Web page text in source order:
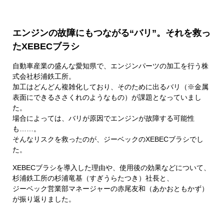
エンジンの故障にもつながる“バリ”。それを救っ
たXEBECブラシ
自動車産業の盛んな愛知県で、エンジンパーツの加工を行う株
式会社杉浦鉄工所。
加工はどんどん複雑化しており、そのために出るバリ（※金属
表面にできるささくれのようなもの）が課題となっていまし
た。
場合によっては、バリが原因でエンジンが故障する可能性
も……。
そんなリスクを救ったのが、ジーベックのXEBECブラシでし
た。
XEBECブラシを導入した理由や、使用後の効果などについて、
杉浦鉄工所の杉浦竜基（すぎうらたつき）社長と、
ジーベック営業部マネージャーの赤尾友和（あかおともかず）
が振り返りました。